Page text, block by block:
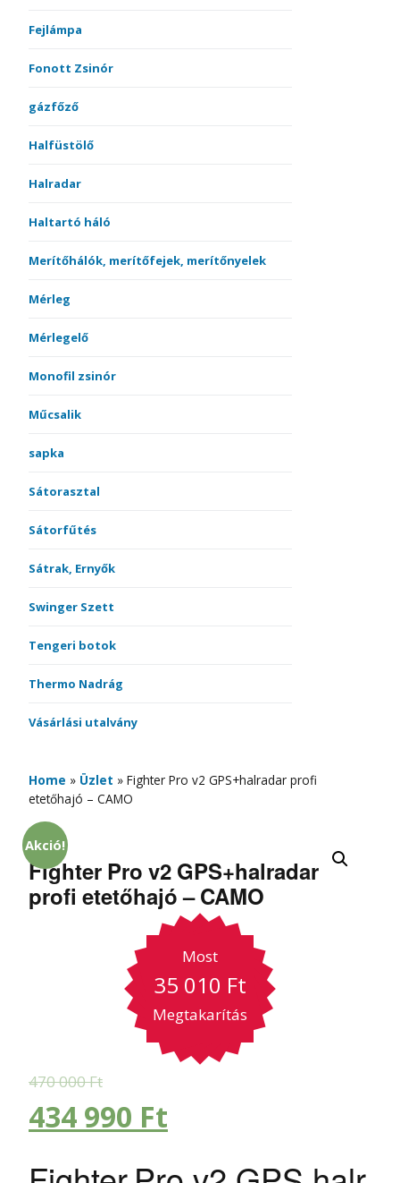
Fejlámpa
Fonott Zsinór
gázfőző
Halfüstölő
Halradar
Haltartó háló
Merítőhálók, merítőfejek, merítőnyelek
Mérleg
Mérlegelő
Monofil zsinór
Műcsalik
sapka
Sátorasztal
Sátorfűtés
Sátrak, Ernyők
Swinger Szett
Tengeri botok
Thermo Nadrág
Vásárlási utalvány
Home » Üzlet » Fighter Pro v2 GPS+halradar profi
etetőhajó – CAMO
Akció!
Fighter Pro v2 GPS+halradar
profi etetőhajó – CAMO
Most
35 010 Ft
Megtakarítás
470 000Ft
434 990 Ft